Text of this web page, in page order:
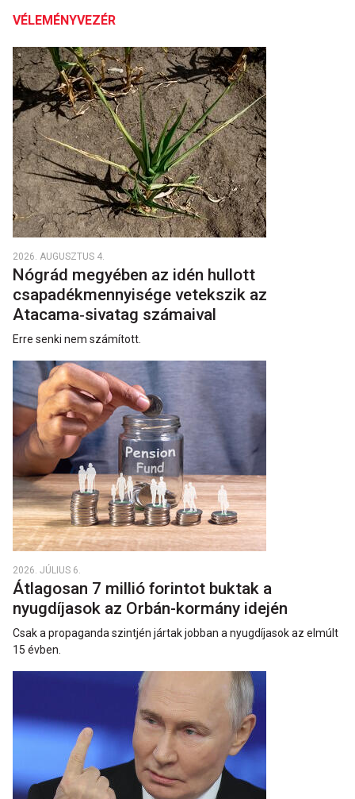
VÉLEMÉNYVEZÉR
2026. AUGUSZTUS 4.
Nógrád megyében az idén hullott
csapadékmennyisége vetekszik az
Atacama‑sivatag számaival
Erre senki nem számított.
2026. JÚLIUS 6.
Átlagosan 7 millió forintot buktak a
nyugdíjasok az Orbán-kormány idején
Csak a propaganda szintjén jártak jobban a nyugdíjasok az elmúlt
15 évben.